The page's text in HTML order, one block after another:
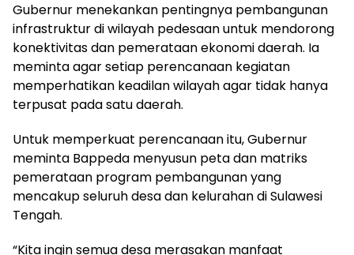
Gubernur menekankan pentingnya pembangunan
infrastruktur di wilayah pedesaan untuk mendorong
konektivitas dan pemerataan ekonomi daerah. Ia
meminta agar setiap perencanaan kegiatan
memperhatikan keadilan wilayah agar tidak hanya
terpusat pada satu daerah.
Untuk memperkuat perencanaan itu, Gubernur
meminta Bappeda menyusun peta dan matriks
pemerataan program pembangunan yang
mencakup seluruh desa dan kelurahan di Sulawesi
Tengah.
“Kita ingin semua desa merasakan manfaat